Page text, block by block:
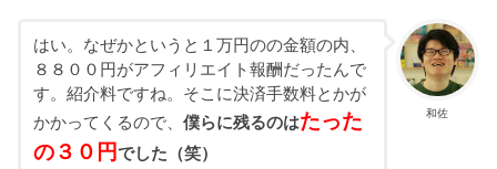
和佐
はい。なぜかというと１万円のの金額の内、
８８００円がアフィリエイト報酬だったんで
す。紹介料ですね。そこに決済手数料とかが
かかってくるので、 僕らに残るのはたった
の３０円でした（笑）